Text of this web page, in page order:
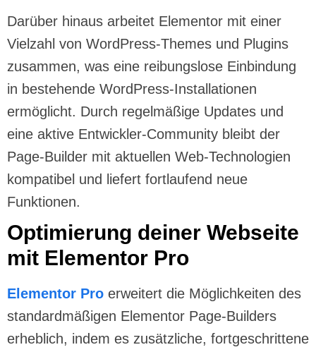
Darüber hinaus arbeitet Elementor mit einer
Vielzahl von WordPress-Themes und Plugins
zusammen, was eine reibungslose Einbindung
in bestehende WordPress-Installationen
ermöglicht. Durch regelmäßige Updates und
eine aktive Entwickler-Community bleibt der
Page-Builder mit aktuellen Web-Technologien
kompatibel und liefert fortlaufend neue
Funktionen.
Optimierung deiner Webseite
mit Elementor Pro
Elementor Pro erweitert die Möglichkeiten des
standardmäßigen Elementor Page-Builders
erheblich, indem es zusätzliche, fortgeschrittene